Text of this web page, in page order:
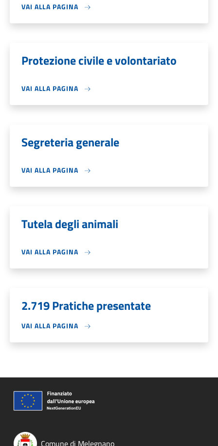
VAI ALLA PAGINA
Protezione civile e volontariato
VAI ALLA PAGINA
Segreteria generale
VAI ALLA PAGINA
Tutela degli animali
VAI ALLA PAGINA
2.719 Pratiche presentate
VAI ALLA PAGINA
Comune di Melegnano